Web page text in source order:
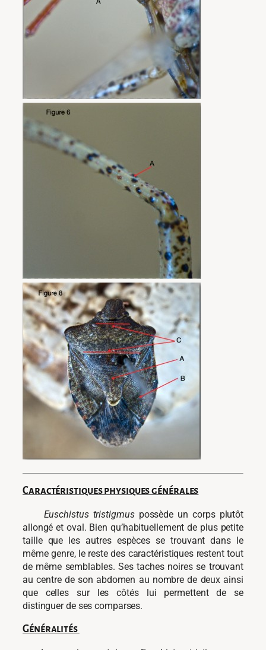
Caractéristiques physiques générales
Euschistus tristigmuspossède un corps plutôt
allongé et oval. Bien qu’habituellement de plus petite
taille que les autres espèces se trouvant dans le
même genre, le reste des caractéristiques restent tout
de même semblables. Ses taches noires se trouvant
au centre de son abdomen au nombre de deux ainsi
que celles sur les côtés lui permettent de se
distinguer de ses comparses.
Généralités